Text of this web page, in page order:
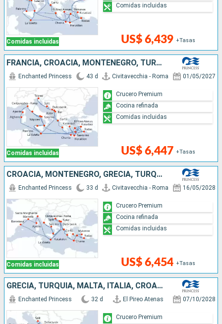
Comidas incluidas US$ 6,439 +Tasas
Comidas incluidas
FRANCIA, CROACIA, MONTENEGRO, TURQUÍA, ITALIA, MALTA, GRECIA
Comidas incluidas
Enchanted Princess 43 d Civitavecchia - Roma 01/05/2027
US$ 6,447 +Tasas
Crucero Premium
Cocina refinada
Comidas incluidas
CROACIA, MONTENEGRO, GRECIA, TURQUÍA, ESPAÑA, FRANCIA, MALTA, ITALIA
Comidas incluidas
Enchanted Princess 33 d Civitavecchia - Roma 16/05/2028
US$ 6,454 +Tasas
Crucero Premium
Cocina refinada
Comidas incluidas
GRECIA, TURQUÍA, MALTA, ITALIA, CROACIA, MONTENEGRO
Enchanted Princess 32 d El Pireo Atenas 07/10/2028
Crucero Premium